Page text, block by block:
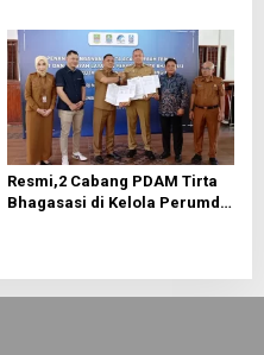
Birokrasi
Resmi,2 Cabang PDAM Tirta
Bhagasasi di Kelola Perumda